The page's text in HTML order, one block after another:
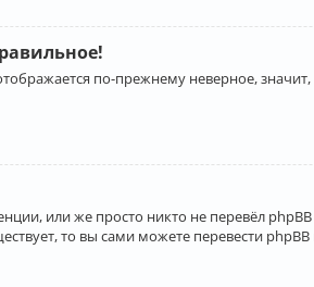
по-прежнему неверное,
или же просто никто не перевёл
то вы сами можете перевести